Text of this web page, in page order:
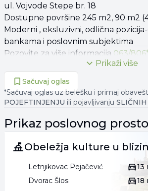
ul. Vojvode Stepe br. 18
Dostupne površine 245 m2, 90 m2
Moderni , eksluzivni, odlična
bankama i poslovnim subjektima
Pozovite za više informacija 063/
Prikaži više
Sačuvaj oglas
*Sačuvaj oglas uz belešku i primaj
POJEFTINJENJU ili pojavljivanju SLIČNIH
Prikaz poslovnog
Obeležja kulture u
Letnjikovac Pejačević
13
Dvorac Šlos
18